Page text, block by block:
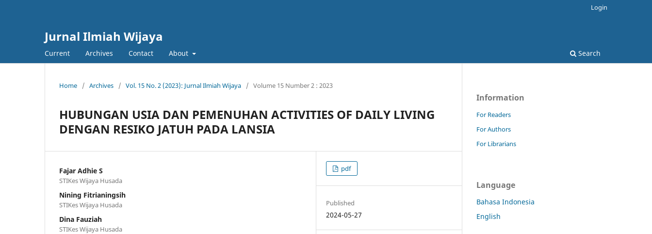
Jurnal Ilmiah Wijaya
Current Archives Contact About Search
Login
Home / Archives / Vol. 15 No. 2 (2023): Jurnal Ilmiah Wijaya / Volume 15 Number 2 : 2023
HUBUNGAN USIA DAN PEMENUHAN ACTIVITIES OF DAILY LIVING
DENGAN RESIKO JATUH PADA LANSIA
Fajar Adhie S
STIKes Wijaya Husada
Nining Fitrianingsih
STIKes Wijaya Husada
Dina Fauziah
STIKes Wijaya Husada
pdf
Published
2024-05-27
Information
For Readers
For Authors
For Librarians
Language
Bahasa Indonesia
English